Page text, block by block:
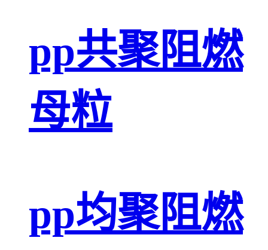
pp共聚阻燃
母粒
pp均聚阻燃